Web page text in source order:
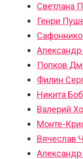
Светлана
Генри
Попков
Филин
Никита
Валерий
Монте-
Вячеслав